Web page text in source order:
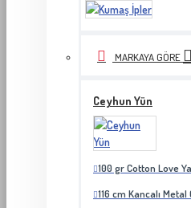
MARKAYA GÖRE
Ceyhun Yün
100 gr Cotton Love
116 cm Kancalı